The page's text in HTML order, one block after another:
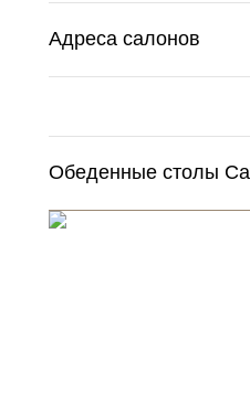
Адреса салонов
Обеденные столы